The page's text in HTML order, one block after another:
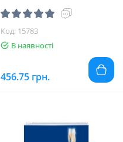
Ультрадент)
Код: 15783
В наявності
456.75 грн.